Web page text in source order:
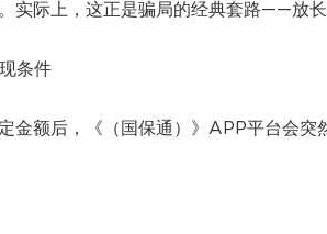
实际上，这正是骗局的经典套路——放
条件
金额后，《（国保通）》APP平台会